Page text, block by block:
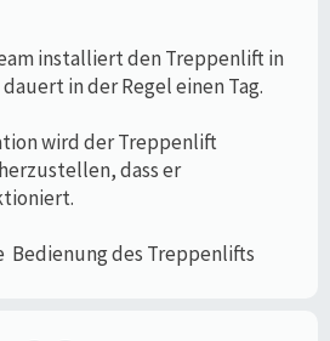
installiert den Treppenlift in
in der Regel einen Tag.
wird der Treppenlift
dass er
Bedienung des Treppenlifts